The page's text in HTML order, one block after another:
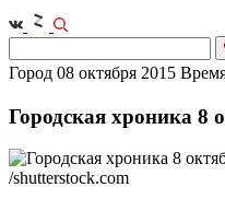
Город 08 октября 2015
Городская хроника 8